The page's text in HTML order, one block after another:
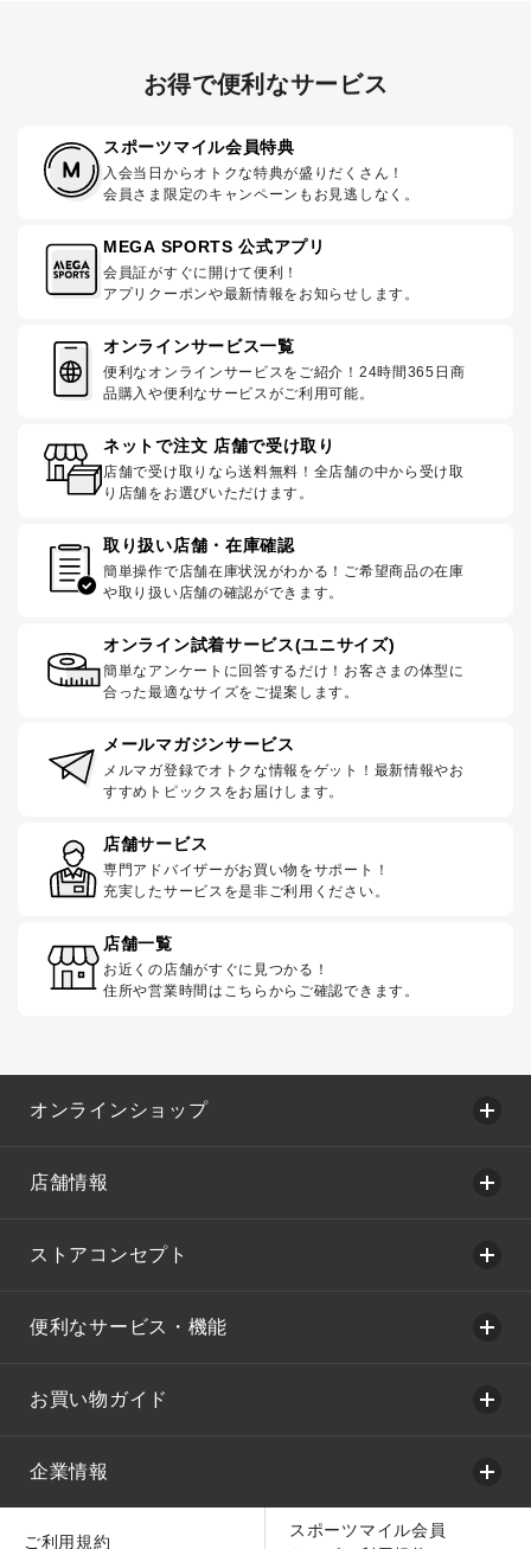
お得で便利なサービス
スポーツマイル会員特典
入会当日からオトクな特典が盛りだくさん！
会員さま限定のキャンペーンもお見逃しなく。
MEGA SPORTS 公式アプリ
会員証がすぐに開けて便利！
アプリクーポンや最新情報をお知らせします。
オンラインサービス一覧
便利なオンラインサービスをご紹介！24時間365日商
品購入や便利なサービスがご利用可能。
ネットで注文 店舗で受け取り
店舗で受け取りなら送料無料！全店舗の中から受け取
り店舗をお選びいただけます。
取り扱い店舗・在庫確認
簡単操作で店舗在庫状況がわかる！ご希望商品の在庫
や取り扱い店舗の確認ができます。
オンライン試着サービス(ユニサイズ)
簡単なアンケートに回答するだけ！お客さまの体型に
合った最適なサイズをご提案します。
メールマガジンサービス
メルマガ登録でオトクな情報をゲット！最新情報やお
すすめトピックスをお届けします。
店舗サービス
専門アドバイザーがお買い物をサポート！
充実したサービスを是非ご利用ください。
店舗一覧
お近くの店舗がすぐに見つかる！
住所や営業時間はこちらからご確認できます。
オンラインショップ
店舗情報
ストアコンセプト
便利なサービス・機能
お買い物ガイド
企業情報
ご利用規約
スポーツマイル会員